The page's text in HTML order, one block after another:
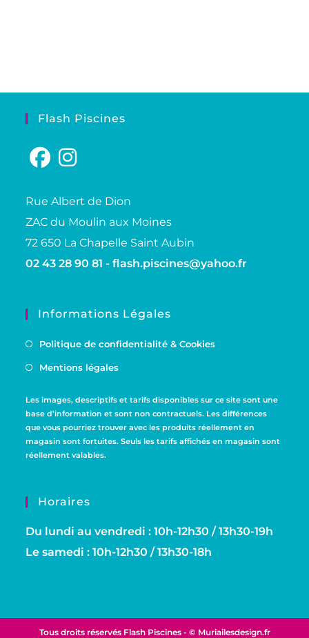
Flash Piscines
Rue Albert de Dion
ZAC du Moulin aux Moines
72 650 La Chapelle Saint Aubin
02 43 28 90 81 -flash.piscines@yahoo.fr
Informations Légales
Politique de confidentialité & Cookies
Mentions légales
Les images, descriptifs et tarifs disponibles sur ce site sont une
base d’information et sont non contractuels. Les différences
que vous pourriez trouver avec les produits réellement en
magasin sont fortuites. Seuls les tarifs affichés en magasin sont
réellement valables.
Horaires
Du lundi au vendredi : 10h-12h30 / 13h30-19h
Le samedi : 10h-12h30 / 13h30-18h
Tous droits réservés Flash Piscines - © Muriailesdesign.fr